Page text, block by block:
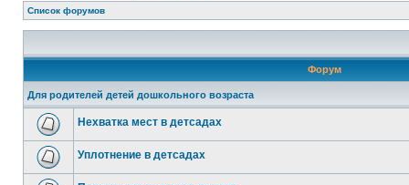
Список форумов
Форум
Для родителей детей дошкольного возраста
Нехватка мест в детсадах
Уплотнение в детсадах